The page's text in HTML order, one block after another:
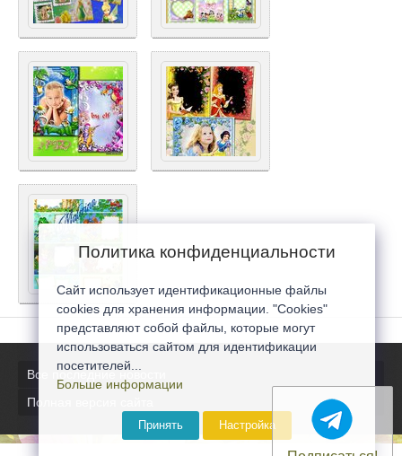
Все последние новости
Полная версия сайта
Политика конфиденциальности
Сайт использует идентификационные файлы
cookies для хранения информации. "Cookies"
представляют собой файлы, которые могут
использоваться сайтом для идентификации
посетителей...
Больше информации
Принять Настройка